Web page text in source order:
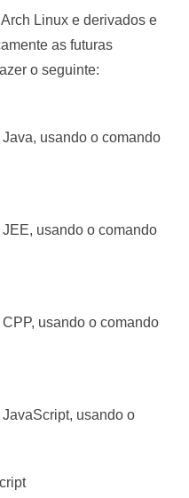
Linux e derivados e
as futuras
o seguinte:
usando o comando
usando o comando
usando o comando
usando o